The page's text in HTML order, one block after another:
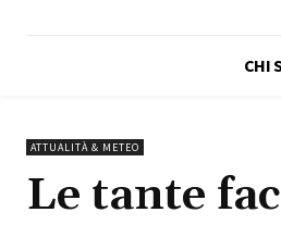
CHI
ATTUALITÀ & METEO
Le tante